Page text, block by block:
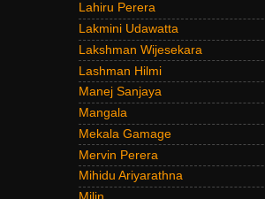
Lahiru Perera
Lakmini Udawatta
Lakshman Wijesekara
Lashman Hilmi
Manej Sanjaya
Mangala
Mekala Gamage
Mervin Perera
Mihidu Ariyarathna